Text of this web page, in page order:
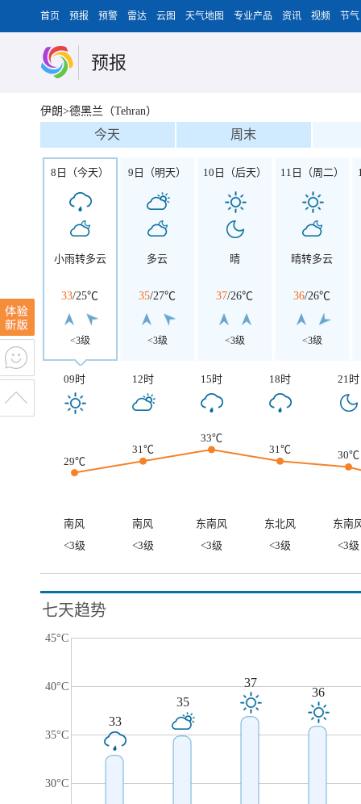
首页 预报 预警 雷达 云图 天气地图 专业产品 资讯 视频 节气
预报
伊朗>德黑兰（Tehran）
今天 周末
8日（今天）
小雨转多云
33/25℃
<3级
9日（明天）
多云
35/27℃
<3级
10日（后天）
晴
37/26℃
<3级
11日（周二）
晴转多云
36/26℃
<3级
09时 12时 15时 18时 21时
29℃
31℃
33℃
31℃
30℃
南风 南风 东南风 东北风
东南
<3级
<3级 <3级 <3级 <3级
七天趋势
45°C
40°C
35°C
30°C
33
35
37
36